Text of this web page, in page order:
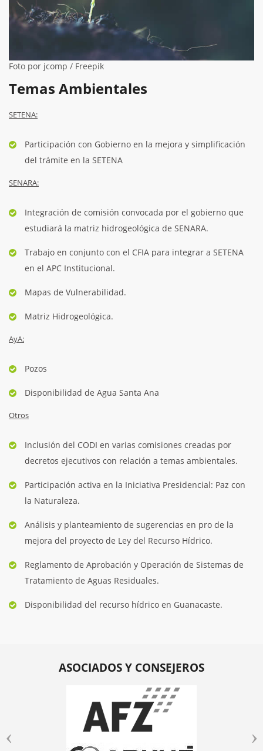
Foto por jcomp / Freepik
Temas Ambientales
SETENA:
Participación con Gobierno en la mejora y simplificación
del trámite en la SETENA
SENARA:
Integración de comisión convocada por el gobierno que
estudiará la matriz hidrogeológica de SENARA.
Trabajo en conjunto con el CFIA para integrar a SETENA
en el APC Institucional.
Mapas de Vulnerabilidad.
Matriz Hidrogeológica.
AyA:
Pozos
Disponibilidad de Agua Santa Ana
Otros
Inclusión del CODI en varias comisiones creadas por
decretos ejecutivos con relación a temas ambientales.
Participación activa en la Iniciativa Presidencial: Paz con
la Naturaleza.
Análisis y planteamiento de sugerencias en pro de la
mejora del proyecto de Ley del Recurso Hídrico.
Reglamento de Aprobación y Operación de Sistemas de
Tratamiento de Aguas Residuales.
Disponibilidad del recurso hídrico en Guanacaste.
ASOCIADOS Y CONSEJEROS